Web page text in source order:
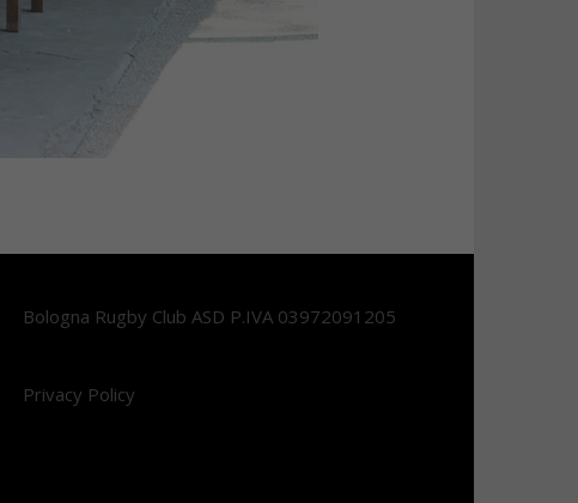
Bologna Rugby Club ASD P.IVA 03972091205
Privacy Policy